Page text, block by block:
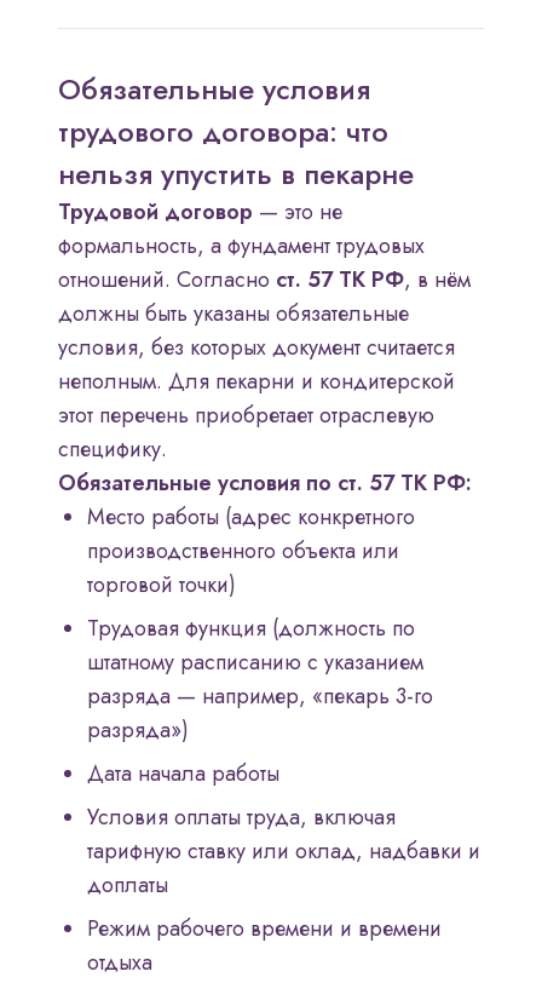
Обязательные условия
трудового договора: что
нельзя упустить в пекарне
Трудовой договор — это не
формальность, а фундамент трудовых
отношений. Согласно ст. 57 ТК РФ, в нём
должны быть указаны обязательные
условия, без которых документ считается
неполным. Для пекарни и кондитерской
этот перечень приобретает отраслевую
специфику.
Обязательные условия по ст. 57 ТК РФ:
Место работы (адрес конкретного
производственного объекта или
торговой точки)
Трудовая функция (должность по
штатному расписанию с указанием
разряда — например, «пекарь 3-го
разряда»)
Дата начала работы
Условия оплаты труда, включая
тарифную ставку или оклад, надбавки и
доплаты
Режим рабочего времени и времени
отдыха